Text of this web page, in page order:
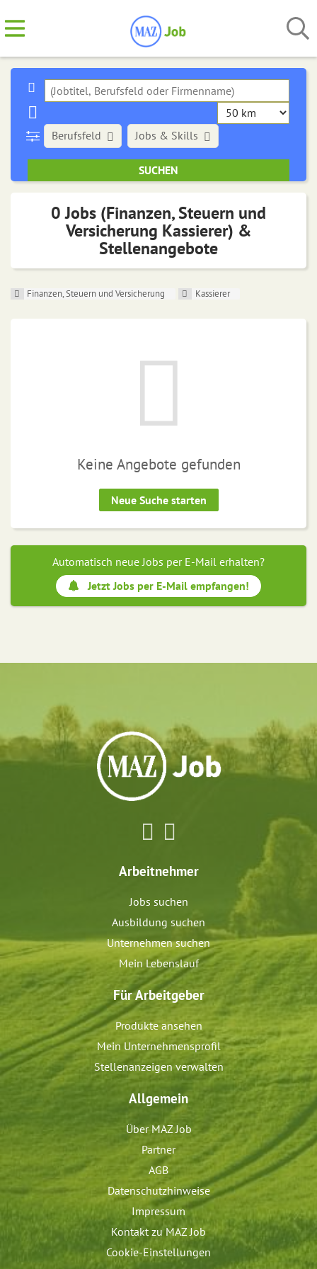
Berufsfeld Jobs & Skills
0 Jobs (Finanzen, Steuern und
Versicherung Kassierer) &
Stellenangebote
Finanzen, Steuern und Versicherung Kassierer
Keine Angebote gefunden
Neue Suche starten
Automatisch neue Jobs per E-Mail erhalten?
Jetzt Jobs per E-Mail empfangen!
Arbeitnehmer
Jobs suchen
Ausbildung suchen
Unternehmen suchen
Mein Lebenslauf
Für Arbeitgeber
Produkte ansehen
Mein Unternehmensprofil
Stellenanzeigen verwalten
Allgemein
Über MAZ Job
Partner
AGB
Datenschutzhinweise
Impressum
Kontakt zu MAZ Job
Cookie-Einstellungen